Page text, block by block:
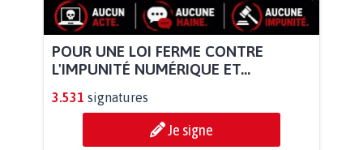
POUR UNE LOI FERME CONTRE
L'IMPUNITÉ NUMÉRIQUE ET...
3.531 signatures
Je signe